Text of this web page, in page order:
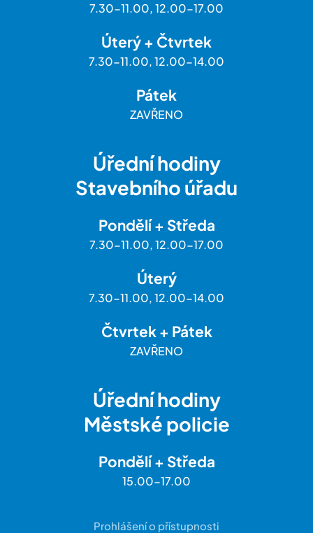
7.30-11.00, 12.00-17.00
Úterý + Čtvrtek
7.30-11.00, 12.00-14.00
Pátek
ZAVŘENO
Úřední hodiny
Stavebního úřadu
Pondělí + Středa
7.30-11.00, 12.00-17.00
Úterý
7.30-11.00, 12.00-14.00
Čtvrtek + Pátek
ZAVŘENO
Úřední hodiny
Městské policie
Pondělí + Středa
15.00-17.00
Prohlášení o přístupnosti